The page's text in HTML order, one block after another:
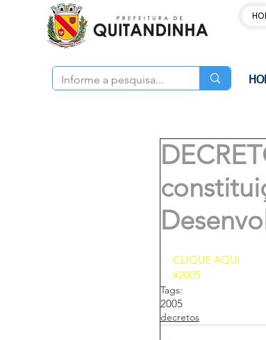
CLIQUE AQUI
#2005
Tags:
2005
decretos